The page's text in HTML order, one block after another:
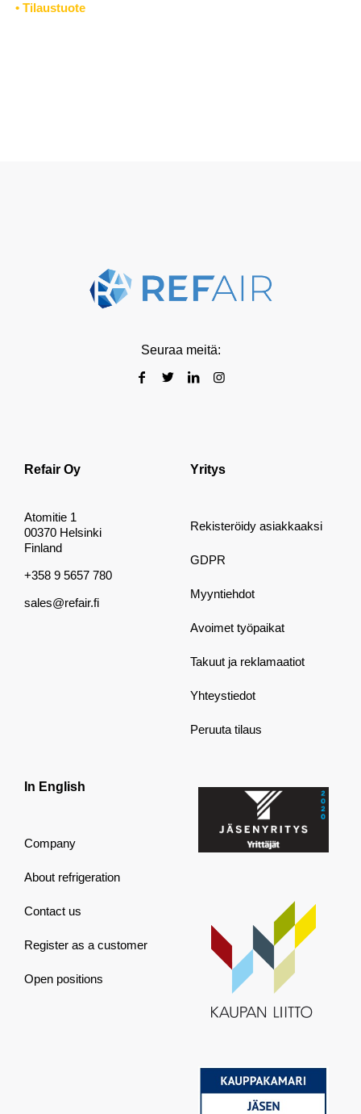
• Tilaustuote
Seuraa meitä:
Refair Oy
Atomitie 1
00370 Helsinki
Finland
+358 9 5657 780
sales@refair.fi
Yritys
Rekisteröidy asiakkaaksi
GDPR
Myyntiehdot
Avoimet työpaikat
Takuut ja reklamaatiot
Yhteystiedot
Peruuta tilaus
In English
Company
About refrigeration
Contact us
Register as a customer
Open positions